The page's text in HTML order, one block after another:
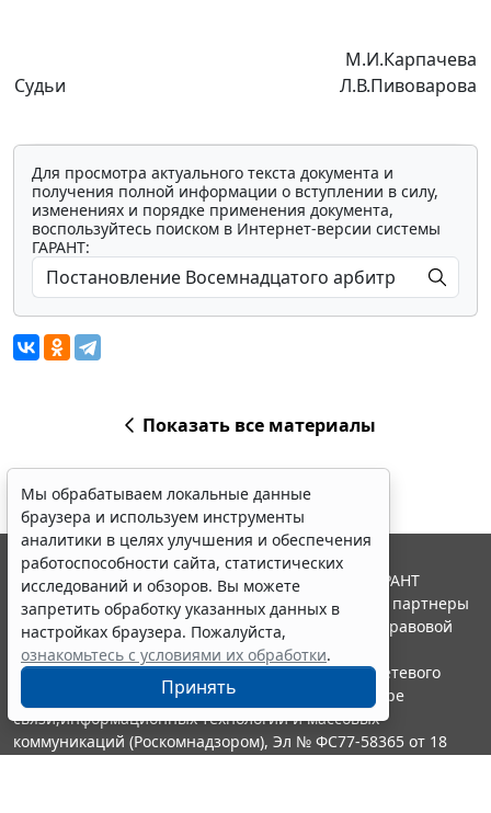
Судьи
М.И.Карпачева
Л.В.Пивоварова
Для просмотра актуального текста документа и
получения полной информации о вступлении в силу,
изменениях и порядке применения документа,
воспользуйтесь поиском в Интернет-версии системы
ГАРАНТ:
Показать все материалы
Мы обрабатываем локальные данные
браузера и используем инструменты
аналитики в целях улучшения и обеспечения
работоспособности сайта, статистических
исследований и обзоров. Вы можете
запретить обработку указанных данных в
настройках браузера. Пожалуйста,
ознакомьтесь с условиями их обработки.
Принять
© ООО "НПП "ГАРАНТ-СЕРВИС", 2026. Система ГАРАНТ
выпускается с 1990 года. Компания "Гарант" и ее партнеры
являются участниками Российской ассоциации правовой
информации ГАРАНТ.
Портал ГАРАНТ.РУ зарегистрирован в качестве сетевого
издания Федеральной службой по надзору в сфере
связи,информационных технологий и массовых
коммуникаций (Роскомнадзором), Эл № ФС77-58365 от 18